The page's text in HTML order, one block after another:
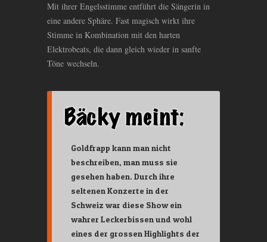
Mit ihrer Engelsstimme entführt die Sängerin in
eine andere Sphäre. Fast magisch wirkt ihre
Stimme in Kombination mit den harten
Elektrobeats, die dann gleich wieder in sanfte
Töne wechseln.
Goldfrapp kann man nicht
beschreiben, man muss sie
gesehen haben. Durch ihre
seltenen Konzerte in der
Schweiz war diese Show ein
wahrer Leckerbissen und wohl
eines der grossen Highlights der